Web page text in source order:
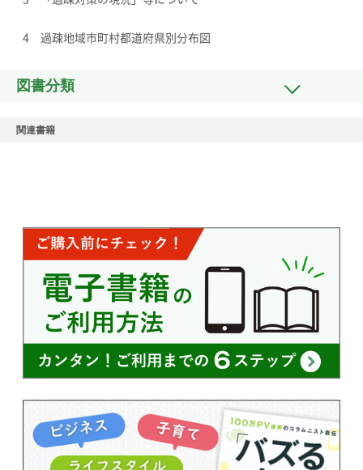
4 過疎地域市町村都道府県別分布図
図書分類
関連書籍